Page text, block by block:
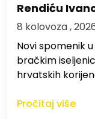
Rendiću
8 kolovoza ,
Novi spomenik
bračkim
hrvatskih
Pročitaj više